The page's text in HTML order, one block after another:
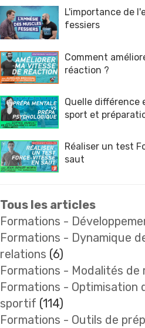
L'importance de
fessiers
Comment
réaction ?
Quelle différence
sport et
Réaliser un test
saut
Tous les articles
Formations -
Formations - Dynamique
relations (6)
Formations - Modalités
Formations - Optimisation
sportif (114)
Formations - Outils de